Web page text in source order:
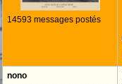
14593 messages postés
nono